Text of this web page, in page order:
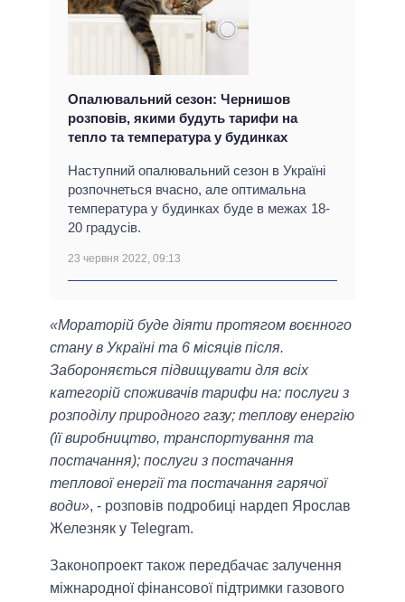
Опалювальний сезон: Чернишов
розповів, якими будуть тарифи на
тепло та температура у будинках
Наступний опалювальний сезон в Україні
розпочнеться вчасно, але оптимальна
температура у будинках буде в межах 18-
20 градусів.
23 червня 2022, 09:13
«Мораторій буде діяти протягом воєнного
стану в Україні та 6 місяців після.
Забороняється підвищувати для всіх
категорій споживачів тарифи на: послуги з
розподілу природного газу; теплову енергію
(її виробництво, транспортування та
постачання); послуги з постачання
теплової енергії та постачання гарячої
води», - розповів подробиці нардеп Ярослав
Железняк у Telegram.
Законопроект також передбачає залучення
міжнародної фінансової підтримки газового